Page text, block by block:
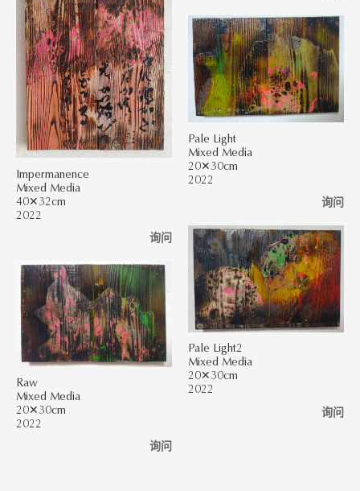
Impermanence
Mixed Media
40✕32cm
2022
询问
Pale Light
Mixed Media
20✕30cm
2022
询问
Pale Light2
Mixed Media
20✕30cm
2022
询问
Raw
Mixed Media
20✕30cm
2022
询问